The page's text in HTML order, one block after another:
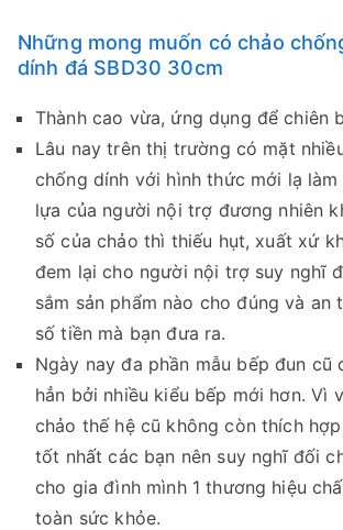
Những mong muốn có chảo
dính đá SBD30 30cm
Thành cao vừa, ứng dụng để chiên
Lâu nay trên thị trường có mặt
chống dính với hình thức mới lạ
lựa của người nội trợ đương nhiên
số của chảo thì thiếu hụt, xuất xứ
đem lại cho người nội trợ suy nghĩ
sắm sản phẩm nào cho đúng và an
số tiền mà bạn đưa ra.
Ngày nay đa phần mẫu bếp đun cũ
hẳn bởi nhiều kiểu bếp mới hơn. Vì
chảo thế hệ cũ không còn thích
tốt nhất các bạn nên suy nghĩ đối
cho gia đình mình 1 thương hiệu
toàn sức khỏe.